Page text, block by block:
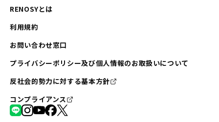
RENOSYとは
利用規約
お問い合わせ窓口
プライバシーポリシー及び個人情報のお取扱いについて
反社会的勢力に対する基本方針
コンプライアンス